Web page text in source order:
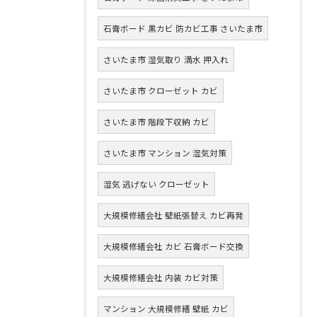
石膏ボード 黒カビ 防カビ工事 さいたま市
さいたま市 湿気取り 満水 押入れ
さいたま市 クローゼット カビ
さいたま市 階段下収納 カビ
さいたま市 マンション 湿気対策
湿気 逃げない クローゼット
大規模修繕会社 壁紙張替え カビ再発
大規模修繕会社 カビ 石膏ボード交換
大規模修繕会社 内装 カビ対策
マンション 大規模修繕 壁紙 カビ